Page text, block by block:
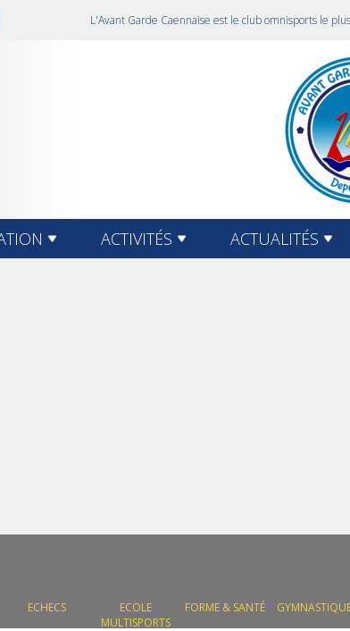
L'Avant Garde Caennaise est le club omnisports le
ACTIVITÉS ACTUALITÉS
ECHECS
ECOLE
MULTISPORTS
FORME & SANTÉ